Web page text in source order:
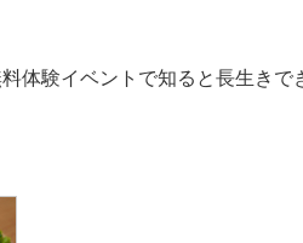
体験イベントで知ると長生きで